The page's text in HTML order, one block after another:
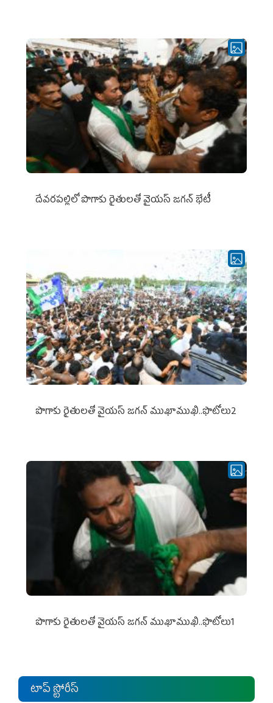
దేవరపల్లిలో పొగాకు రైతులతో వైయస్ జగన్ భేటీ
పొగాకు రైతుల‌తో వైయ‌స్ జ‌గ‌న్ ముఖాముఖి..ఫొటోలు2
పొగాకు రైతుల‌తో వైయ‌స్ జ‌గ‌న్ ముఖాముఖి..ఫొటోలు1
టాప్ స్టోరీస్